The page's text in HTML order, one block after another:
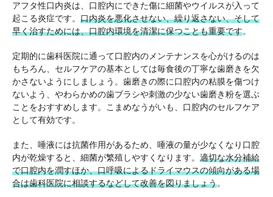
アフタ性口内炎は、口腔内にできた傷に細菌やウイルスが入って
起こる炎症です。 口内炎を悪化させない、繰り返さない、そして
早く治すためには、口腔内環境を清潔に保つことも重要です。
定期的に歯科医院に通って口腔内のメンテナンスを心がけるのは
もちろん、セルフケアの基本としては毎食後の丁寧な歯磨きを欠
かさないようにしましょう。歯磨きの際に口腔内の粘膜を傷つけ
ないよう、やわらかめの歯ブラシや刺激の少ない歯磨き粉を選ぶ
ことをおすすめします。こまめなうがいも、口腔内のセルフケア
として有効です。
また、唾液には抗菌作用があるため、唾液の量が少なくなり口腔
内が乾燥すると、細菌が繁殖しやすくなります。 適切な水分補給
で口腔内を潤すほか、口呼吸によるドライマウスの傾向がある場
合は歯科医院に相談するなどして改善を図りましょう。